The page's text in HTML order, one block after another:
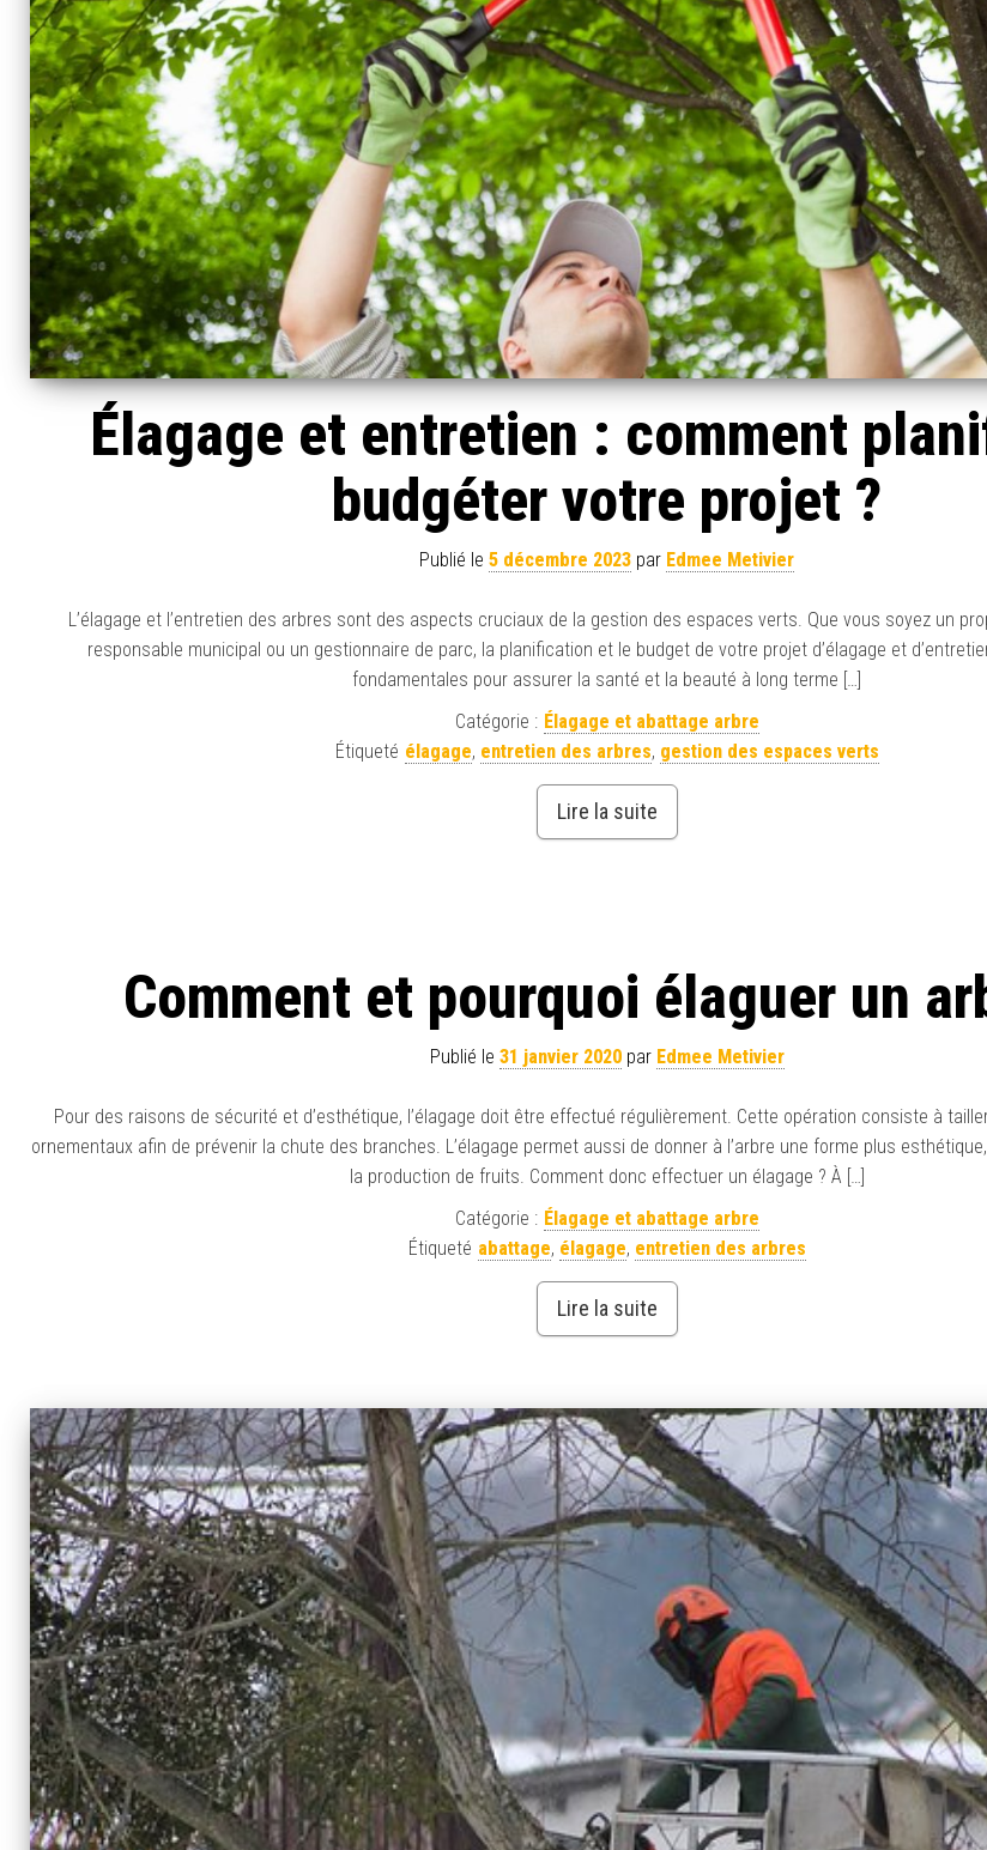
Élagage et entretien : comment
budgéter votre projet ?
Publié le 5 décembre 2023 par Edmee Metivier
L’élagage et l’entretien des arbres sont des aspects cruciaux de la gestion des espaces verts. Que vous soyez un
responsable municipal ou un gestionnaire de parc, la planification et le budget de votre projet d’élagage et
fondamentales pour assurer la santé et la beauté à long terme […]
Catégorie : Élagage et abattage arbre
Étiqueté élagage, entretien des arbres, gestion des espaces verts
Lire la suite
Comment et pourquoi élaguer un
Publié le 31 janvier 2020par Edmee Metivier
Pour des raisons de sécurité et d’esthétique, l’élagage doit être effectué régulièrement. Cette opération consiste à
ornementaux afin de prévenir la chute des branches. L’élagage permet aussi de donner à l’arbre une forme plus
la production de fruits. Comment donc effectuer un élagage ? À […]
Catégorie : Élagage et abattage arbre
Étiqueté abattage, élagage, entretien des arbres
Lire la suite